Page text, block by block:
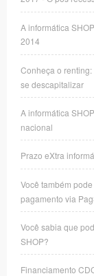
A informática
2014
Conheça o
se descapitalizar
A informática
nacional
Prazo eXtra
Você também
pagamento via
Você sabia que
SHOP?
Financiamento